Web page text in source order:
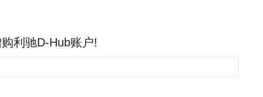
利驰D-Hub账户!